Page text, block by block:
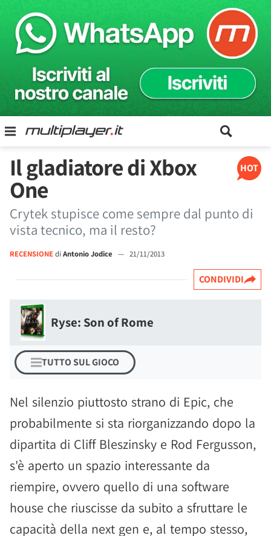
HOT
Il gladiatore di Xbox
One
Crytek stupisce come sempre dal punto di
vista tecnico, ma il resto?
RECENSIONEdi Antonio Jodice — 21/11/2013
CONDIVIDI
Ryse: Son of Rome
TUTTO SUL GIOCO
Nel silenzio piuttosto strano di Epic, che
probabilmente si sta riorganizzando dopo la
dipartita di Cliff Bleszinsky e Rod Fergusson,
s'è aperto un spazio interessante da
riempire, ovvero quello di una software
house che riuscisse da subito a sfruttare le
capacità della next gen e, al tempo stesso,